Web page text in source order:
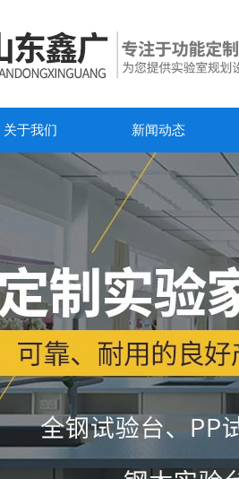
关于我们 新闻动态